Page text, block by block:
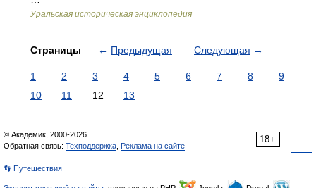
Уральская историческая энциклопедия
Страницы ← Предыдущая Следующая →
1 2 3 4 5 6 7 8
9
10
11 12 13
18+
© Академик, 2000-2026
Обратная связь: Техподдержка Реклама на сайте
👣 Путешествия